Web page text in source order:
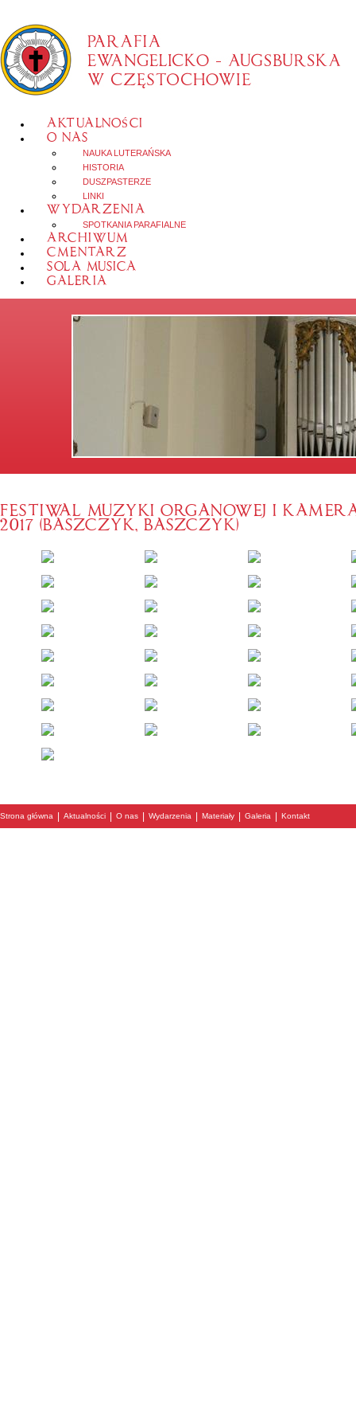
AKTUALNOŚCI
O NAS
NAUKA LUTERAŃSKA
HISTORIA
DUSZPASTERZE
LINKI
WYDARZENIA
SPOTKANIA PARAFIALNE
ARCHIWUM
CMENTARZ
SOLA MUSICA
GALERIA
FESTIWAL MUZYKI ORGANOWEJ I
2017 (BASZCZYK, BASZCZYK)
Strona główna Aktualności O nas Wydarzenia Materiały Galeria Kontakt